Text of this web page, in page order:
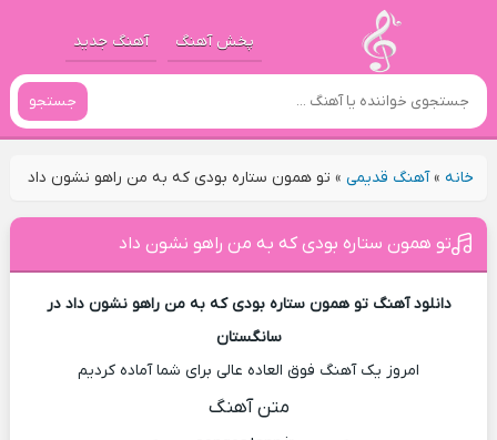
پخش آهنگ آهنگ جدید
جستجو
خانه»آهنگ قدیمی» تو همون ستاره بودی که به من راهو نشون داد
تو همون ستاره بودی که به من راهو نشون داد
دانلود آهنگ تو همون ستاره بودی که به من راهو نشون داد در
سانگستان
امروز یک آهنگ فوق العاده عالی برای شما آماده کردیم
متن آهنگ